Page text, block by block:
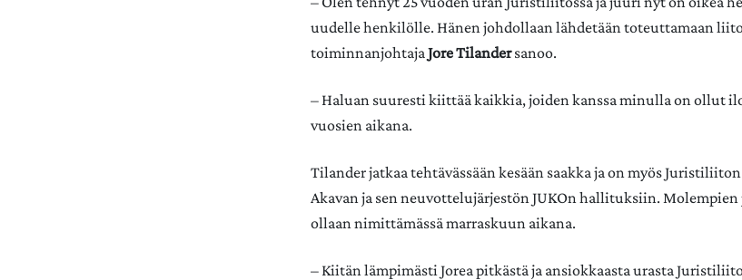
uudelle henkilölle. Hänen johdollaan lähdetään toteuttamaan
toiminnanjohtajaJore Tilandersanoo.
– Haluan suuresti kiittää kaikkia, joiden kanssa minulla on ollut
vuosien aikana.
Tilander jatkaa tehtävässään kesään saakka ja on myös
Akavan ja sen neuvottelujärjestön JUKOn hallituksiin.
ollaan nimittämässä marraskuun aikana.
– Kiitän lämpimästi Jorea pitkästä ja ansiokkaasta urasta